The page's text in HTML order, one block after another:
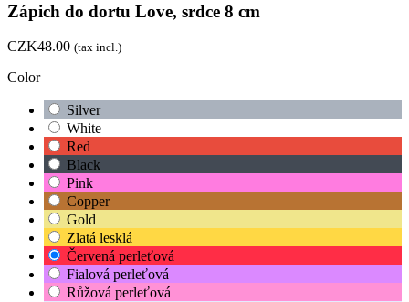
Zápich do dortu Love, srdce 8 cm
CZK48.00 (tax incl.)
Color
Silver
White
Red
Black
Pink
Copper
Gold
Zlatá lesklá
Červená perleťová
Fialová perleťová
Růžová perleťová